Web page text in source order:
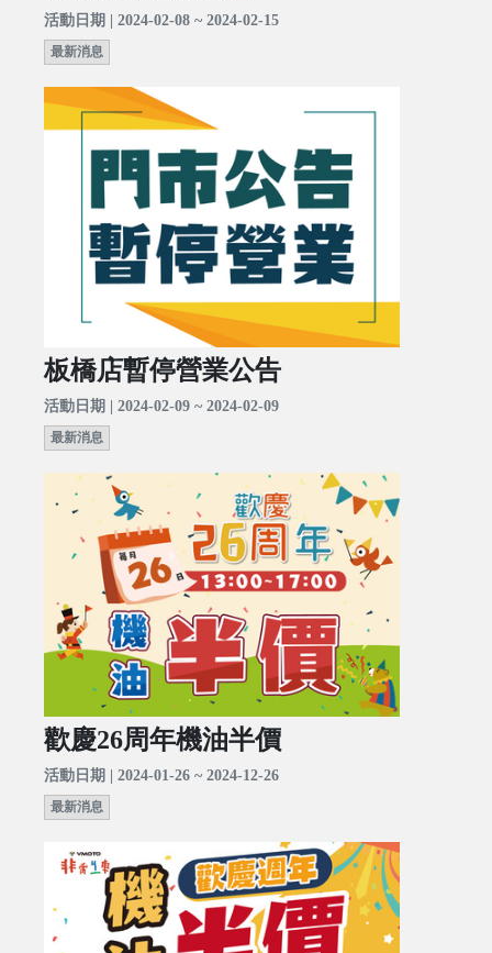
活動日期 | 2024-02-08 ~ 2024-02-15
最新消息
板橋店暫停營業公告
活動日期 | 2024-02-09 ~ 2024-02-09
最新消息
歡慶26周年機油半價
活動日期 | 2024-01-26 ~ 2024-12-26
最新消息